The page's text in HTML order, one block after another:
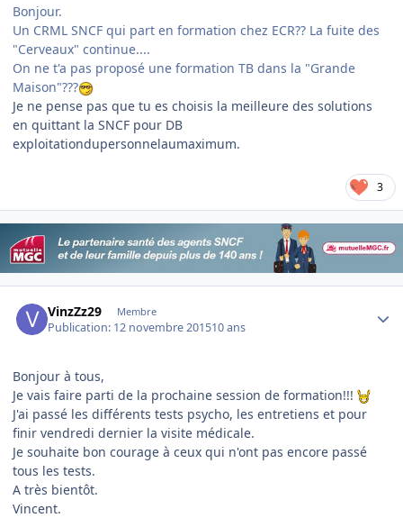
Bonjour.
Un CRML SNCF qui part en formation chez ECR?? La fuite des
"Cerveaux" continue....
On ne t'a pas proposé une formation TB dans la "Grande
Maison"???
Je ne pense pas que tu es choisis la meilleure des solutions
en quittant la SNCF pour DB
exploitationdupersonnelaumaximum.
3
VinzZz29 Membre
Publication: 12 novembre 201510 ans
Bonjour à tous,
Je vais faire parti de la prochaine session de formation!!!
J'ai passé les différents tests psycho, les entretiens et pour
finir vendredi dernier la visite médicale.
Je souhaite bon courage à ceux qui n'ont pas encore passé
tous les tests.
A très bientôt.
Vincent.